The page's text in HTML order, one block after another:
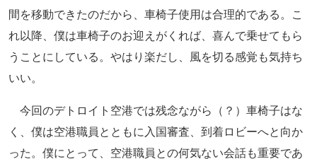
間を移動できたのだから、車椅子使用は合理的である。こ
れ以降、僕は車椅子のお迎えがくれば、喜んで乗せてもら
うことにしている。やはり楽だし、風を切る感覚も気持ち
いい。
今回のデトロイト空港では残念ながら（？）車椅子はな
く、僕は空港職員とともに入国審査、到着ロビーへと向か
った。僕にとって、空港職員との何気ない会話も重要であ